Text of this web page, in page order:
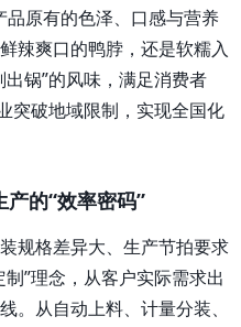
品原有的色泽、口感与营养
辣爽口的鸭脖，还是软糯入
锅”的风味，满足消费者
突破地域限制，实现全国化
产的“效率密码”
规格差异大、生产节拍要求
制”理念，从客户实际需求出
。从自动上料、计量分装、